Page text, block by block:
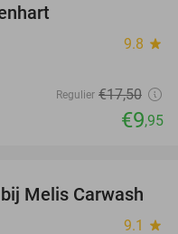
9.8 star
Regulier €17,50
€9,95
45%
Melis Carwash
9.1 star